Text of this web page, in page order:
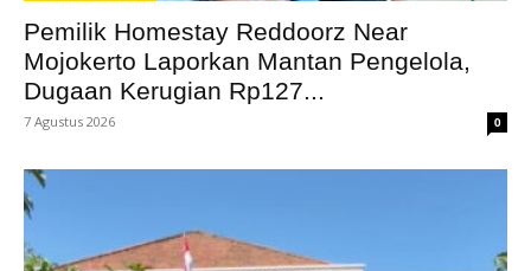
Pemilik Homestay Reddoorz Near
Mojokerto Laporkan Mantan Pengelola,
Dugaan Kerugian Rp127...
7 Agustus 2026 0